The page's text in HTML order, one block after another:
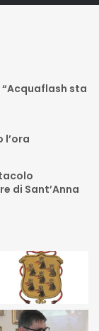
“Acquaflash sta
l’ora
di Sant’Anna